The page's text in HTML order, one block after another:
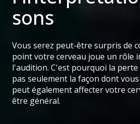
sons
Vous serez peut-être surpris de
point votre cerveau joue un rôle
l'audition. C'est pourquoi la
pas seulement la façon dont
peut également affecter votre
être général.